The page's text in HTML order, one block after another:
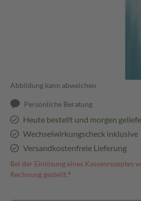
Abbildung kann abweichen
Persönliche Beratung
Heute bestellt und morgen
Wechselwirkungscheck inklusive
Versandkostenfreie Lieferung
Bei der Einlösung eines Kassenrezeptes
Rechnung gestellt.⁴